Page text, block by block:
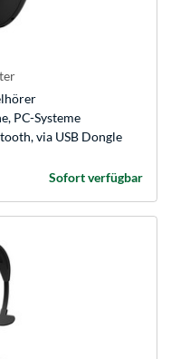
PC-Systeme
via USB Dongle
Sofort verfügbar